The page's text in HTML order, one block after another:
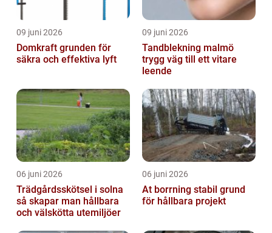
09 juni 2026
Domkraft grunden för
säkra och effektiva lyft
09 juni 2026
Tandblekning malmö
trygg väg till ett vitare
leende
06 juni 2026
Trädgårdsskötsel i solna
så skapar man hållbara
och välskötta utemiljöer
06 juni 2026
At borrning stabil grund
för hållbara projekt